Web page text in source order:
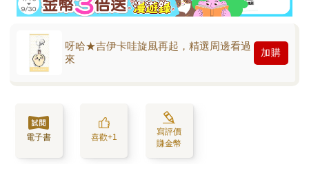
呀哈★吉伊卡哇旋風再起，精選周邊看過
來
加購
電子書 喜歡+1
寫評價
賺金幣